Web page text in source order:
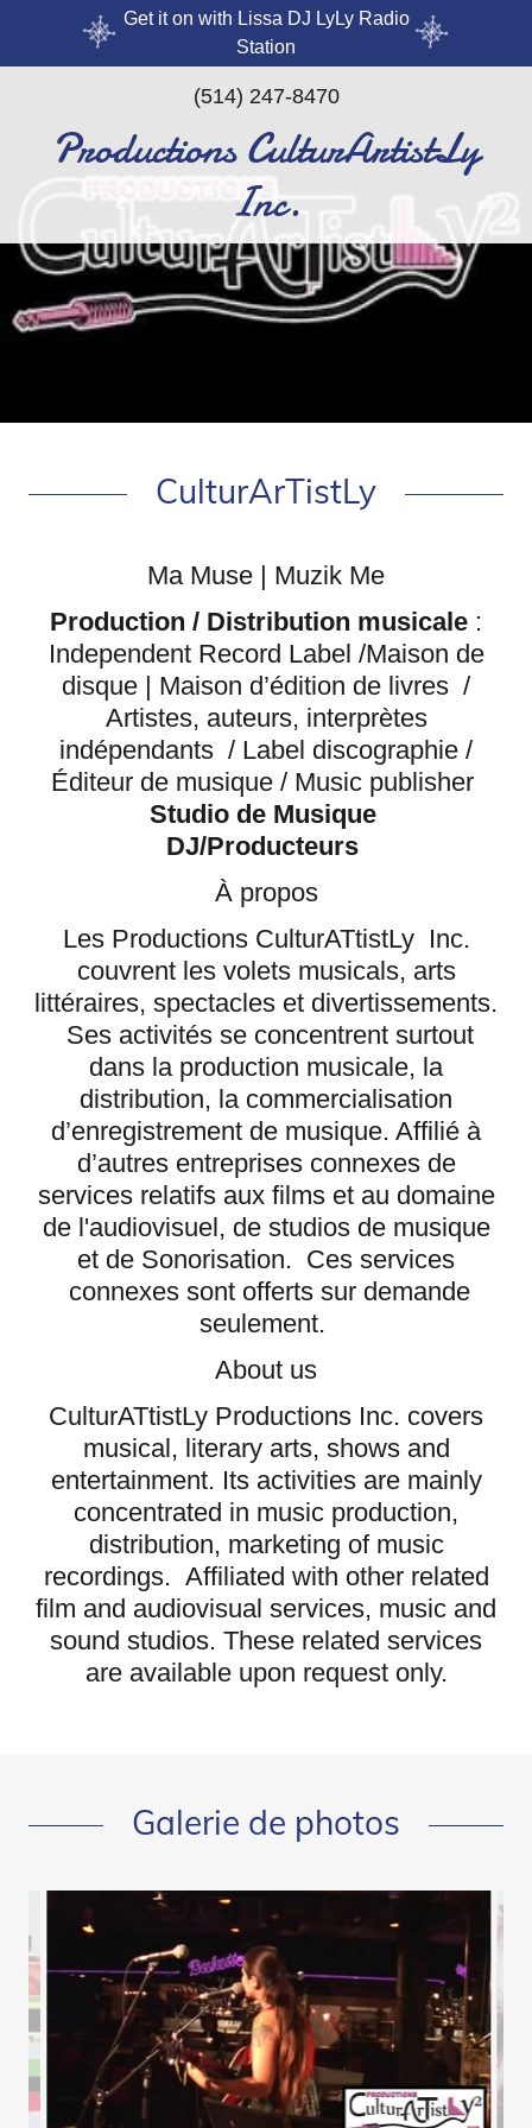
Get it on with Lissa DJ LyLy Radio
Station
(514) 247-8470
Productions CulturArtistLy
Inc.
CulturArTistLy
Ma Muse | Muzik Me
Production / Distribution musicale :
Independent Record Label /Maison de
disque | Maison d’édition de livres /
Artistes, auteurs, interprètes
indépendants / Label discographie /
Éditeur de musique / Music publisher
Studio de Musique
DJ/Producteurs
À propos
Les Productions CulturATtistLy Inc.
couvrent les volets musicals, arts
littéraires, spectacles et divertissements.
Ses activités se concentrent surtout
dans la production musicale, la
distribution, la commercialisation
d’enregistrement de musique. Affilié à
d’autres entreprises connexes de
services relatifs aux films et au domaine
de l'audiovisuel, de studios de musique
et de Sonorisation. Ces services
connexes sont offerts sur demande
seulement.
About us
CulturATtistLy Productions Inc. covers
musical, literary arts, shows and
entertainment. Its activities are mainly
concentrated in music production,
distribution, marketing of music
recordings. Affiliated with other related
film and audiovisual services, music and
sound studios. These related services
are available upon request only.
Galerie de photos